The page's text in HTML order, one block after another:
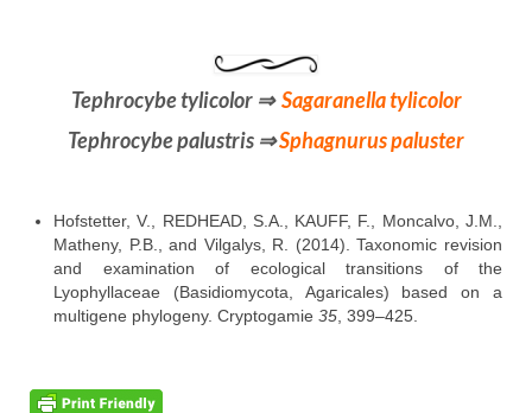
Tephrocybe tylicolor ⇒ Sagaranella tylicolor
Tephrocybe palustris ⇒Sphagnurus paluster
Hofstetter, V., REDHEAD, S.A., KAUFF, F., Moncalvo, J.M.,
Matheny, P.B., and Vilgalys, R. (2014). Taxonomic revision
and examination of ecological transitions of the
Lyophyllaceae (Basidiomycota, Agaricales) based on a
multigene phylogeny. Cryptogamie 35 , 399–425.